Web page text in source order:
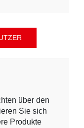
über den
Sie sich
Produkte